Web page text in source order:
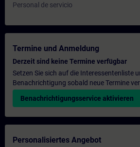
Personal de servicio
Termine und Anmeldung
Derzeit sind keine Termine verfügbar
Setzen Sie sich auf die Interessentenliste
Benachrichtigung sobald neue Termine
Benachrichtigungsservice aktivieren
Personalisiertes Angebot